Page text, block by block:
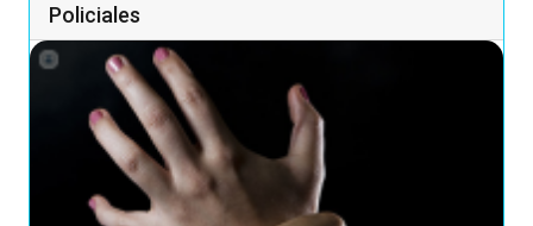
Policiales